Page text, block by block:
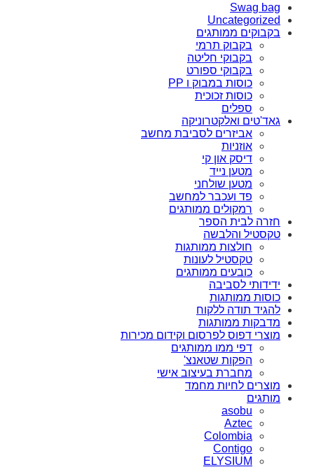
Swag bag
Uncategorized
בקבוקים ממותגים
בקבוק תרמי
בקבוקי חליטה
בקבוקי ספורט
כוסות במבוק ו PP
כוסות זכוכית
ספלים
גאד'טים ואלקטרוניקה
אביזרים לסביבת מחשב
אוזניות
דיסק און קי
מטען נייד
מטען שולחני
פד ועכבר למחשב
רמקולים ממותגים
חזרה לבית הספר
טקסטיל והלבשה
חולצות ממותגות
טקסטיל לעונות
כובעים ממותגים
ידידותי לסביבה
כוסות ממותגות
להגיד תודה ללקוח
מדבקות ממותגות
מוצרי דפוס לפרסום וקידום מכירות
דפי ממו ממותגים
הפקות שטאנצ'
מחברת בעיצוב אישי
מוצרים לחיות מחמד
מותגים
asobu
Aztec
Colombia
Contigo
ELYSIUM